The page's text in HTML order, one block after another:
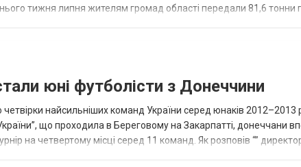
тижня липня жителям громад області передали 81,6 тонни
юні футболісти з Донеччини
найсильніших команд України серед юнаків 2012–2013
що проходила в Береговому на Закарпатті, донеччани
на четвертому місці серед 11 команд. Як розповів “”